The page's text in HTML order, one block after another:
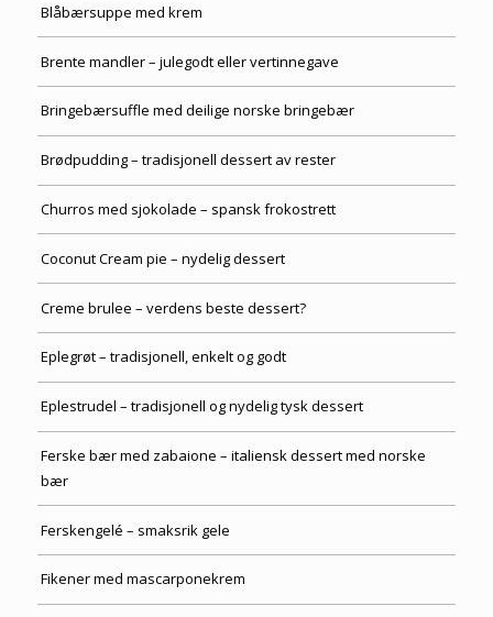
Blåbærsuppe med krem
Brente mandler – julegodt eller vertinnegave
Bringebærsuffle med deilige norske bringebær
Brødpudding – tradisjonell dessert av rester
Churros med sjokolade – spansk frokostrett
Coconut Cream pie – nydelig dessert
Creme brulee – verdens beste dessert?
Eplegrøt – tradisjonell, enkelt og godt
Eplestrudel – tradisjonell og nydelig tysk dessert
Ferske bær med zabaione – italiensk dessert med norske
bær
Ferskengelé – smaksrik gele
Fikener med mascarponekrem